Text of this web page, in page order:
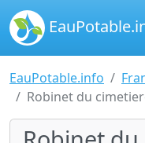
EauPotable.info
Robinet du